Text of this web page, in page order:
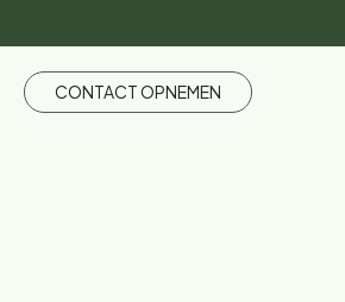
CONTACT OPNEMEN